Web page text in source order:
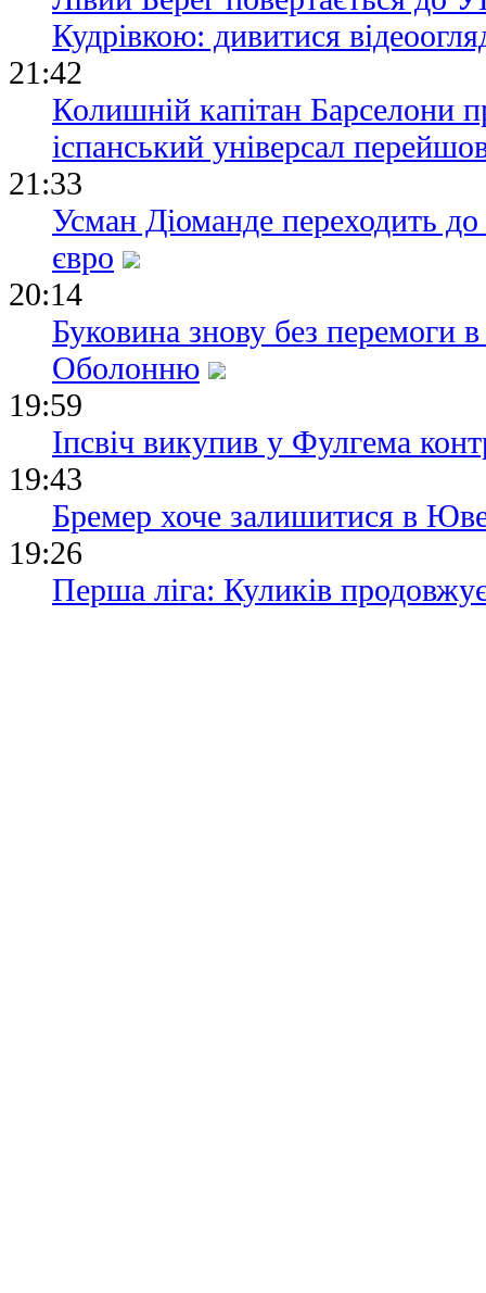
Кудрівкою: дивитися
21:42
Колишній капітан Барселони
іспанський універсал
21:33
Усман Діоманде переходить
євро
20:14
Буковина знову без перемоги
Оболонню
19:59
Іпсвіч викупив у Фулгема
19:43
Бремер хоче залишитися в
19:26
Перша ліга: Куликів